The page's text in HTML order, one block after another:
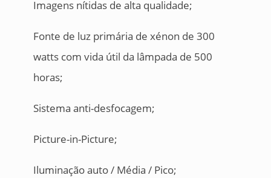
Imagens nítidas de alta qualidade;
Fonte de luz primária de xénon de 300
watts com vida útil da lâmpada de 500
horas;
Sistema anti-desfocagem;
Picture-in-Picture;
Iluminação auto / Média / Pico;